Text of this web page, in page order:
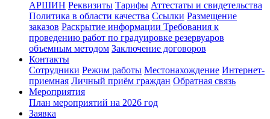
АРШИН Реквизиты Тарифы Аттестаты и свидетельства
Политика в области качества Ссылки Размещение
заказов Раскрытие информации Требования к
проведению работ по градуировке резервуаров
объемным методом Заключение договоров
Контакты
Сотрудники Режим работы Местонахождение Интернет-
приемная Личный приём граждан Обратная связь
Мероприятия
План мероприятий на 2026 год
Заявка